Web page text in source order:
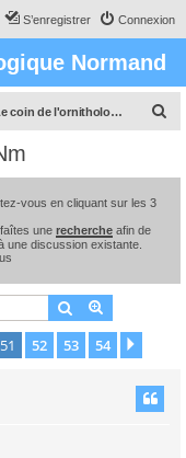
Connexion
S’enregistrer
Normand
Le coin de l'ornithologue : observations, études & enquêtes
vous en cliquant sur les 3
une recherche afin de
une discussion existante.
Rechercher
51 52 53 54